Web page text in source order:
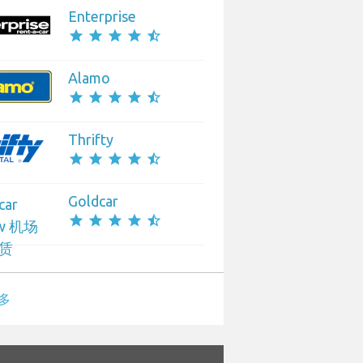
Enterprise
star star star star star_half
Alamo
star star star star star_half
Thrifty
star star star star star_half
Goldcar
star star star star star_half